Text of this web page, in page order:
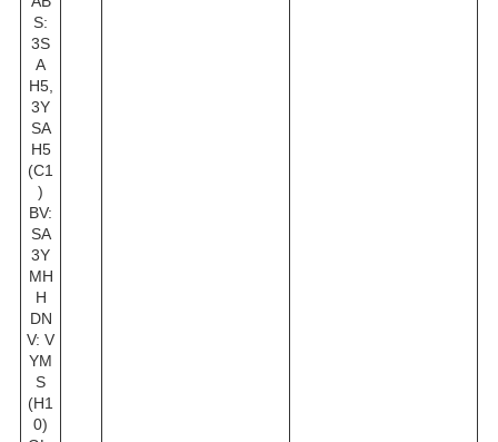
S:
3S
A
H5,
3Y
SA
H5
(C1
)
BV:
SA
3Y
MH
H
DN
V: V
YM
S
(H1
0)